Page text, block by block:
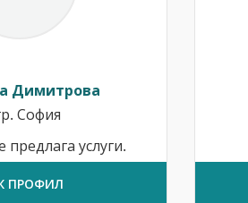
Димитрова
София
услуги.
ПРОФИЛ